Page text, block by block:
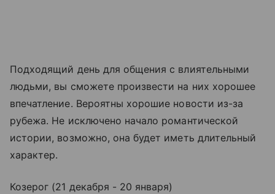
Подходящий день для общения с влиятельными
людьми, вы сможете произвести на них хорошее
впечатление. Вероятны хорошие новости из-за
рубежа. Не исключено начало романтической
истории, возможно, она будет иметь длительный
характер.
Козерог (21 декабря - 20 января)